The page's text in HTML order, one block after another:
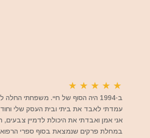
★
★
★
★
★
ב-1994 היה הסוף של חיי. משפחתי
עמדתי לאבד את ביתי ובית העסק שלי
אני אמן ואבדתי את היכולת לדמיין צבעים,
במחלת פרקים שנמצאת בסוף ספרי